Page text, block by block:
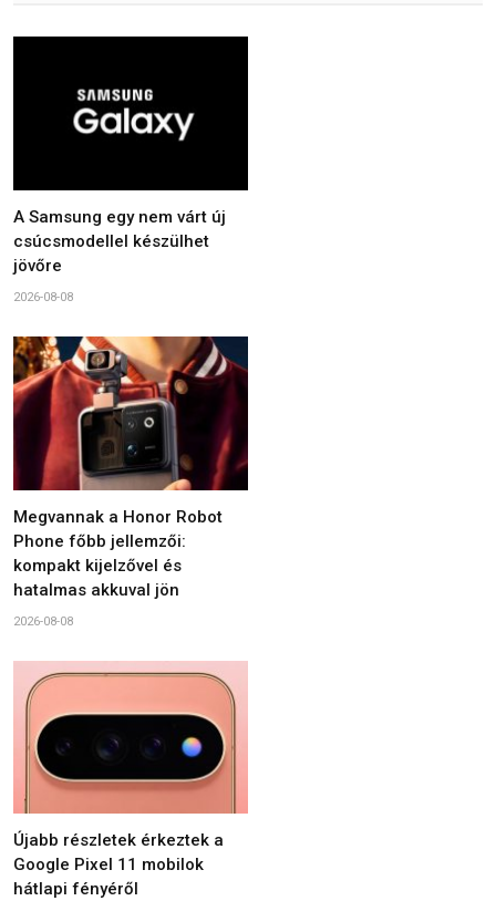
A Samsung egy nem várt új
csúcsmodellel készülhet
jövőre
2026-08-08
Megvannak a Honor Robot
Phone főbb jellemzői:
kompakt kijelzővel és
hatalmas akkuval jön
2026-08-08
Újabb részletek érkeztek a
Google Pixel 11 mobilok
hátlapi fényéről